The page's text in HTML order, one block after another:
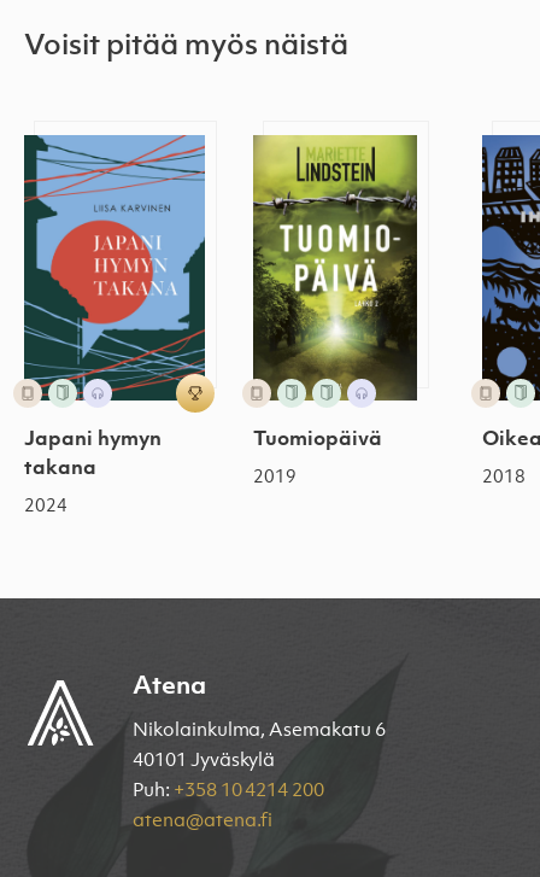
Voisit pitää myös näistä
Japani hymyn takana
Japani hymyn
takana
2024
Tuomiopäivä
Tuomiopäivä
2019 2018
Atena
Nikolainkulma, Asemakatu 6
40101 Jyväskylä
Puh: +358 10 4214 200
atena@atena.fi